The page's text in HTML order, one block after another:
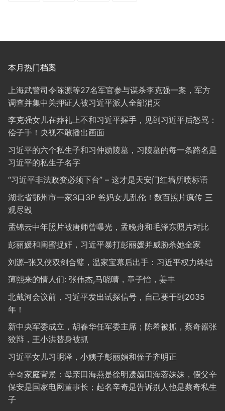
本月热门档案
上海武警司令陈源等27名军官参与谋杀李克强一案，军方
调查并集中关押证人被习近平派人全部消灭
李克强女儿在葬礼上不和习近平握手，见到习近平后怒骂：
侩子手！央视不敢播出画面
习近平的六个私生子和习仲勋陵墓，习陵墓的每一条路名是
习近平的私生子名字
“习近平非法政变必须下台” – 这才是天安门红墙所喷标语
湖北省鄂州市一家3口3P 爸妈女儿乱伦！数百照片疯传 三
观尽毁
孟锦云中年照片被唐师曾曝光，孟晚舟和毛泽东照片对比
彭丽媛和闺蜜捉奸，习近平暴打彭丽媛并威胁杀她全家
刘源–张又侠双剑合璧，温家宝幕后出手：习近平权力终结
薄熙来的情人们: 张伟杰,马晓晴，章子怡，姜丰
北戴河会议前，习近平发出试探信号，自己要干到2035
年！
新中央军委成立，胡春华任军委主席；陈希被抓，蔡奇嚣张
狡辩，王小洪替身被抓
习近平女儿习明泽，小姨子彭丽娟和侄子齐明正
辛奇家庭背景：母亲田海燕是徐明遗孀田海蓉妹妹，假父辛
保安是国家电网董事长；起名辛奇是告诉别人他是蔡奇私生
子